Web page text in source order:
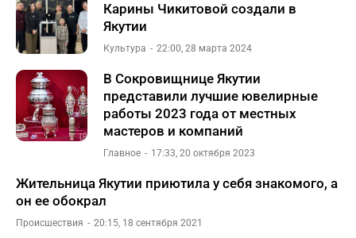
Карины Чикитовой создали в
Якутии
Культура 22:00, 28 марта 2024
В Сокровищнице Якутии
представили лучшие ювелирные
работы 2023 года от местных
мастеров и компаний
Главное 17:33, 20 октября 2023
Жительница Якутии приютила у себя знакомого, а
он ее обокрал
Происшествия 20:15, 18 сентября 2021